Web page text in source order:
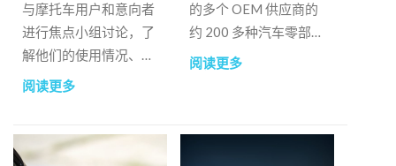
与摩托车用户和意向者
进行焦点小组讨论，了
解他们的使用情况、满
意度和不满意度
阅读更多
的多个 OEM 供应商的
约 200 多种汽车零部件
的定价
阅读更多